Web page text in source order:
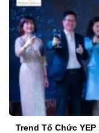
Trend Tổ Chức